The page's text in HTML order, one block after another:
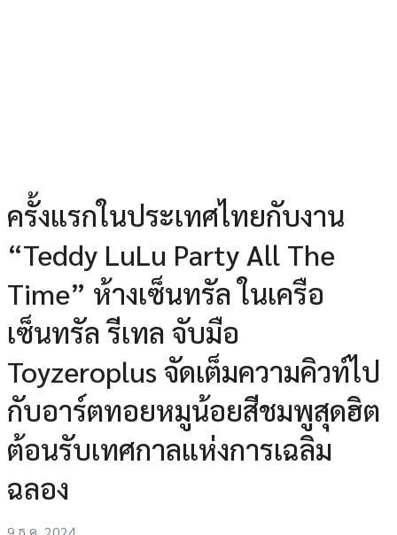
ครั้งแรกในประเทศไทยกับงาน
“Teddy LuLu Party All The
Time” ห้างเซ็นทรัล ในเครือ
เซ็นทรัล รีเทล จับมือ
Toyzeroplus จัดเต็มความคิวท์ไป
กับอาร์ตทอยหมูน้อยสีชมพูสุดฮิต
ต้อนรับเทศกาลแห่งการเฉลิม
ฉลอง